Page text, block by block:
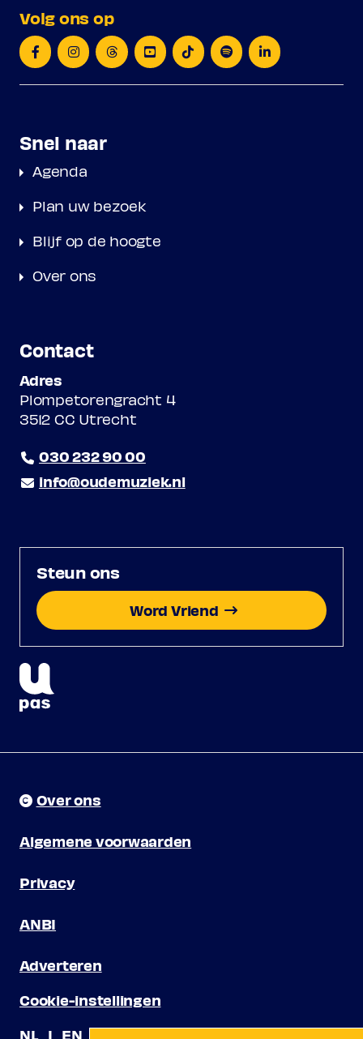
Volg ons op
Snel naar
Agenda
Plan uw bezoek
Blijf op de hoogte
Over ons
Contact
Adres
Plompetorengracht 4
3512 CC Utrecht
030 232 90 00
info@oudemuziek.nl
Steun ons
Word Vriend
Over ons
Algemene voorwaarden
Privacy
ANBI
Adverteren
Cookie-instellingen
NL
EN